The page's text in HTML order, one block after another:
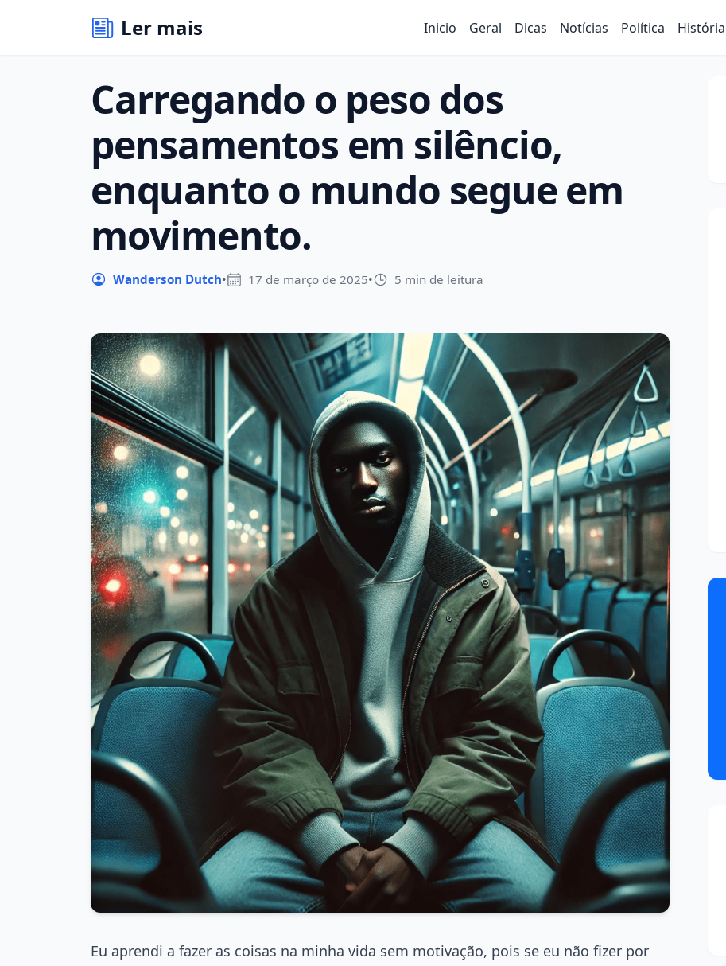
Ler mais Inicio Geral Dicas Notícias Política História
Carregando o peso dos
pensamentos em silêncio,
enquanto o mundo segue em
movimento.
Wanderson Dutch• 17 de março de 2025• 5 min de leitura
Eu aprendi a fazer as coisas na minha vida sem motivação, pois se eu não fizer por